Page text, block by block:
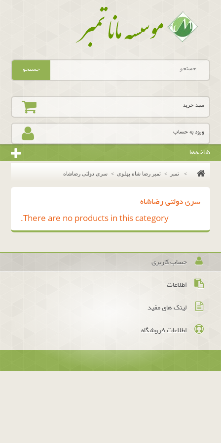
ورود به حساب
سبد خرید
جستجو
شاخه‌ها
> تمبر > تمبر رضا شاه پهلوی > سرى دولتى رضاشاه
سرى دولتى رضاشاه
There are no products in this category.
حساب کاربری
اطلاعات
لینک های مفید
اطلاعات فروشگاه